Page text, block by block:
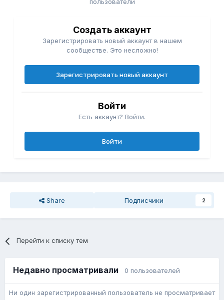
пользователи
Создать аккаунт
Зарегистрировать новый аккаунт в нашем
сообществе. Это несложно!
Зарегистрировать новый аккаунт
Войти
Есть аккаунт? Войти.
Войти
Share Подписчики 2
Перейти к списку тем
Недавно просматривали 0 пользователей
Ни один зарегистрированный пользователь не просматривает